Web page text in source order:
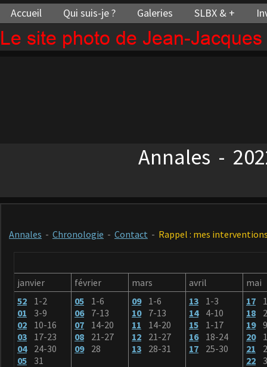
Le site photo de Jean-
Accueil Qui suis-je ? Galeries SLBX & +
Annales -
Annales - Chronologie - Contact - Rappel : mes
janvier février mars avril
mai
52 1-2
01 3-9
02 10-16
03 17-23
0424-30
05 31
05 1-6
067-13
07 14-20
08 21-27
0928
091-6
107-13
11 14-20
12 21-27
13 28-31
13 1-3
144-10
15 1-17
1618-24
17 25-30
17 1
18
19
20
21
22